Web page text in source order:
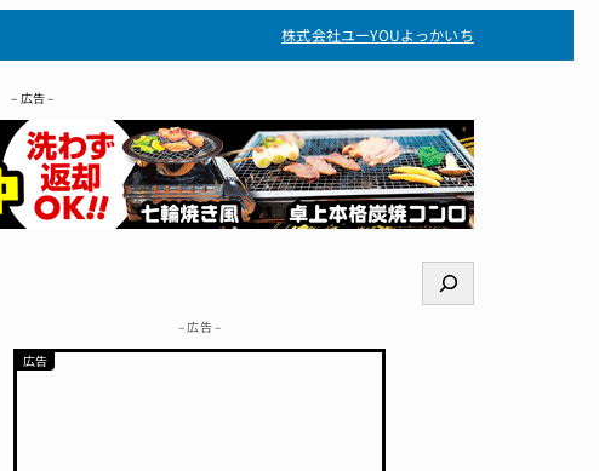
株式会社ユーYOUよっかいち
– 広告 –
検
索
– 広告 –